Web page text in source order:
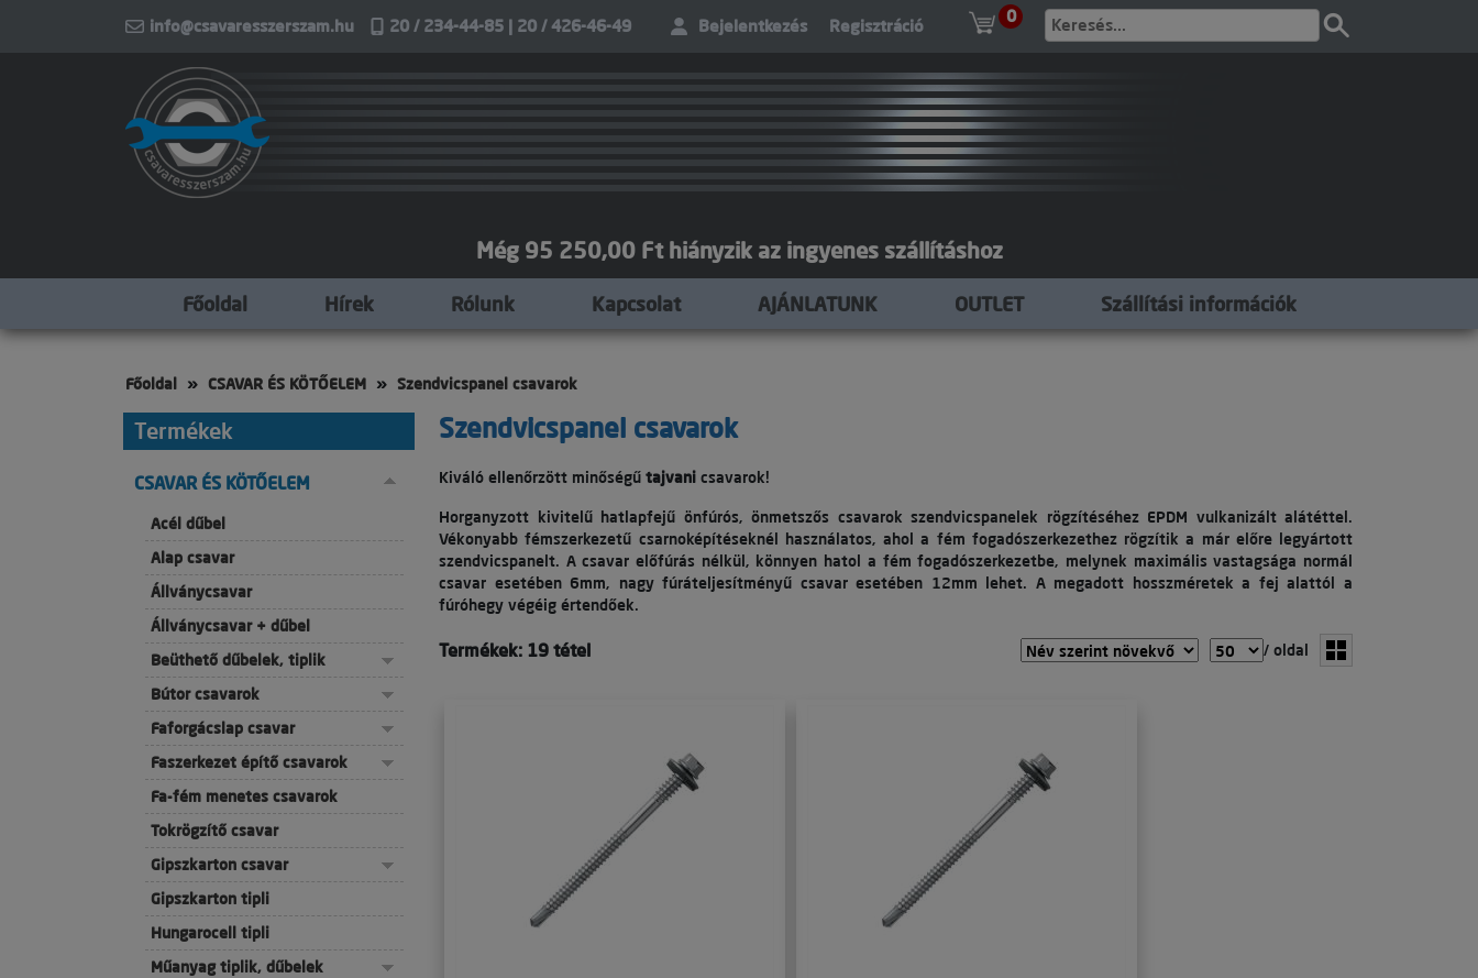
info@csavaresszerszam.hu 20 / 234-44-85 | 20 / 426-46-49 Bejelentkezés Regisztráció 0
Még 95 250,00 Ft hiányzik az ingyenes szállításhoz
Főoldal Hírek Rólunk Kapcsolat AJÁNLATUNK OUTLET Szállítási információk
Főoldal CSAVAR ÉS KÖTŐELEM Szendvicspanel csavarok
Termékek
CSAVAR ÉS KÖTŐELEM
Acél dűbel
Alap csavar
Állványcsavar
Állványcsavar + dűbel
Beüthető dűbelek, tiplik
Bútor csavarok
Faforgácslap csavar
Faszerkezet építő csavarok
Fa-fém menetes csavarok
Tokrögzítő csavar
Gipszkarton csavar
Gipszkarton tipli
Hungarocell tipli
Műanyag tiplik, dűbelek
Szendvicspanel csavarok
Kiváló ellenőrzött minőségű tajvani csavarok!
Horganyzott kivitelű hatlapfejű önfúrós, önmetszős csavarok szendvicspanelek rögzítéséhez EPDM vulkanizált alátéttel.
Vékonyabb fémszerkezetű csarnoképítéseknél használatos, ahol a fém fogadószerkezethez rögzítik a már előre legyártott
szendvicspanelt. A csavar előfúrás nélkül, könnyen hatol a fém fogadószerkezetbe, melynek maximális vastagsága normál
csavar esetében 6mm, nagy fúráteljesítményű csavar esetében 12mm lehet. A megadott hosszméretek a fej alattól a
fúróhegy végéig értendőek.
Termékek: 19 tétel / oldal